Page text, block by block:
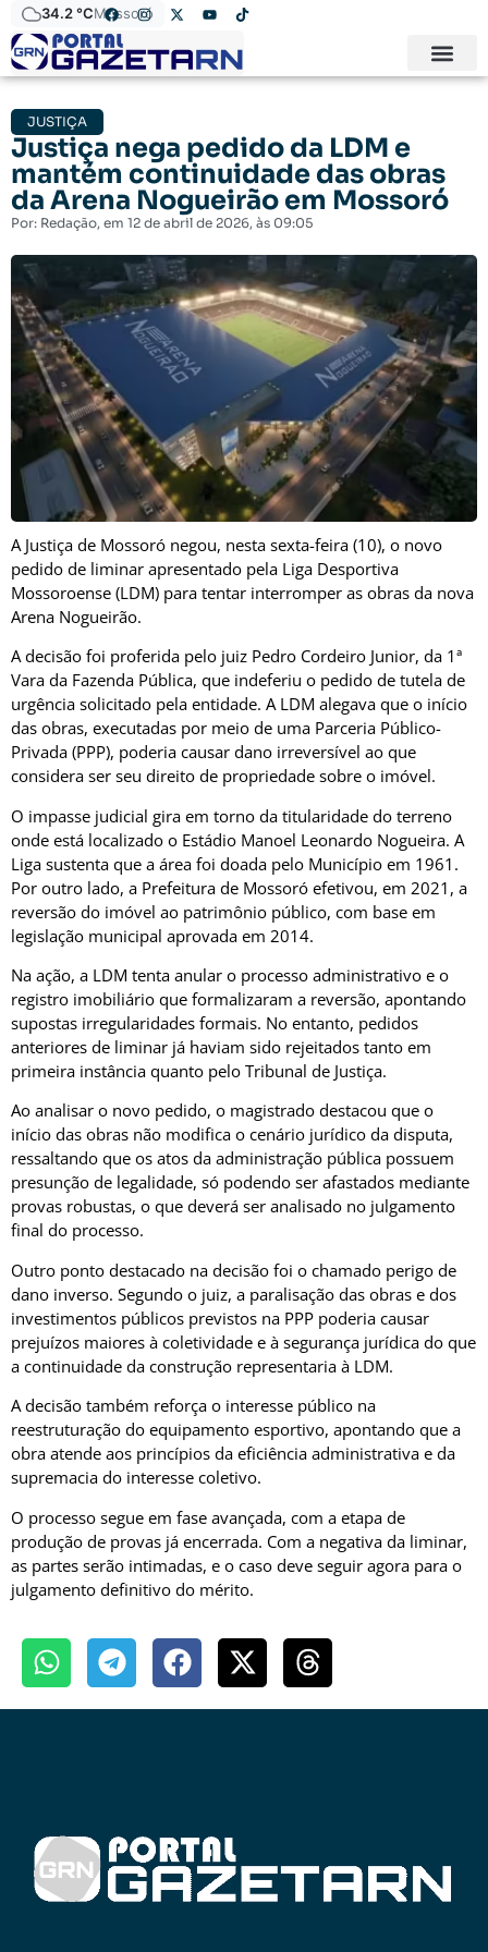
34.2 °CMossoró
JUSTIÇA
Justiça nega pedido da LDM e
mantém continuidade das obras
da Arena Nogueirão em Mossoró
Por: Redação, em 12 de abril de 2026, às 09:05
A Justiça de Mossoró negou, nesta sexta-feira (10), o novo
pedido de liminar apresentado pela Liga Desportiva
Mossoroense (LDM) para tentar interromper as obras da nova
Arena Nogueirão.
A decisão foi proferida pelo juiz Pedro Cordeiro Junior, da 1ª
Vara da Fazenda Pública, que indeferiu o pedido de tutela de
urgência solicitado pela entidade. A LDM alegava que o início
das obras, executadas por meio de uma Parceria Público-
Privada (PPP), poderia causar dano irreversível ao que
considera ser seu direito de propriedade sobre o imóvel.
O impasse judicial gira em torno da titularidade do terreno
onde está localizado o Estádio Manoel Leonardo Nogueira. A
Liga sustenta que a área foi doada pelo Município em 1961.
Por outro lado, a Prefeitura de Mossoró efetivou, em 2021, a
reversão do imóvel ao patrimônio público, com base em
legislação municipal aprovada em 2014.
Na ação, a LDM tenta anular o processo administrativo e o
registro imobiliário que formalizaram a reversão, apontando
supostas irregularidades formais. No entanto, pedidos
anteriores de liminar já haviam sido rejeitados tanto em
primeira instância quanto pelo Tribunal de Justiça.
Ao analisar o novo pedido, o magistrado destacou que o
início das obras não modifica o cenário jurídico da disputa,
ressaltando que os atos da administração pública possuem
presunção de legalidade, só podendo ser afastados mediante
provas robustas, o que deverá ser analisado no julgamento
final do processo.
Outro ponto destacado na decisão foi o chamado perigo de
dano inverso. Segundo o juiz, a paralisação das obras e dos
investimentos públicos previstos na PPP poderia causar
prejuízos maiores à coletividade e à segurança jurídica do que
a continuidade da construção representaria à LDM.
A decisão também reforça o interesse público na
reestruturação do equipamento esportivo, apontando que a
obra atende aos princípios da eficiência administrativa e da
supremacia do interesse coletivo.
O processo segue em fase avançada, com a etapa de
produção de provas já encerrada. Com a negativa da liminar,
as partes serão intimadas, e o caso deve seguir agora para o
julgamento definitivo do mérito.